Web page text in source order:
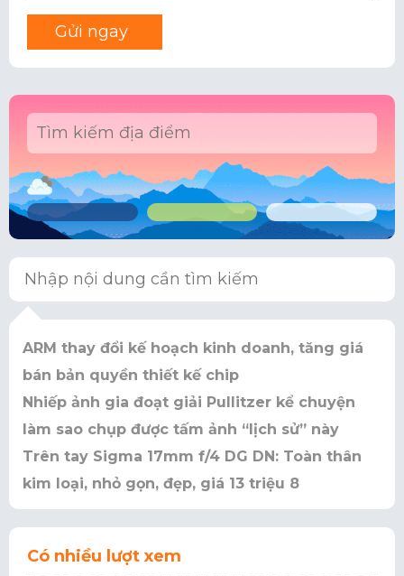
ARM thay đổi kế hoạch kinh doanh, tăng giá
bán bản quyền thiết kế chip
Nhiếp ảnh gia đoạt giải Pullitzer kể chuyện
làm sao chụp được tấm ảnh “lịch sử” này
Trên tay Sigma 17mm f/4 DG DN: Toàn thân
kim loại, nhỏ gọn, đẹp, giá 13 triệu 8
Có nhiều lượt xem